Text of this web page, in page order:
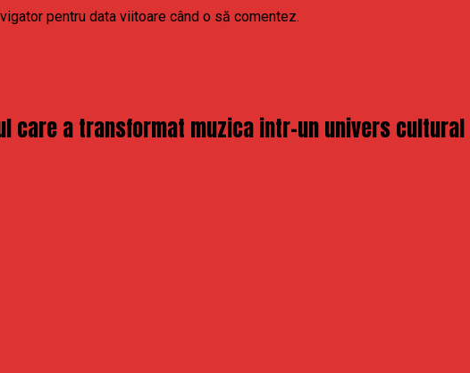
pentru data viitoare când o să comentez.
care a transformat muzica intr-un univers